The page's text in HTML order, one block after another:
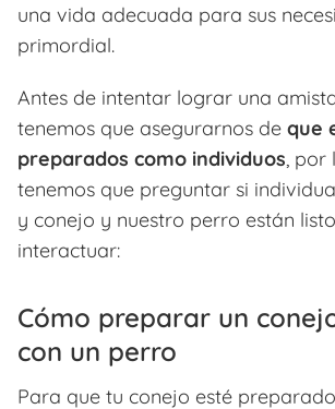
una vida adecuada para sus
primordial.
Antes de intentar lograr una
tenemos que asegurarnos de que
preparados como individuos ,
tenemos que preguntar si
y conejo y nuestro perro están
interactuar:
Cómo preparar un
con un perro
Para que tu conejo esté